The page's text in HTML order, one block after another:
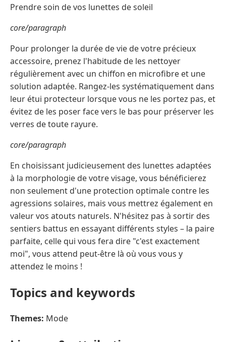
Prendre soin de vos lunettes de soleil
core/paragraph
Pour prolonger la durée de vie de votre précieux
accessoire, prenez l'habitude de les nettoyer
régulièrement avec un chiffon en microfibre et une
solution adaptée. Rangez-les systématiquement dans
leur étui protecteur lorsque vous ne les portez pas, et
évitez de les poser face vers le bas pour préserver les
verres de toute rayure.
core/paragraph
En choisissant judicieusement des lunettes adaptées
à la morphologie de votre visage, vous bénéficierez
non seulement d'une protection optimale contre les
agressions solaires, mais vous mettrez également en
valeur vos atouts naturels. N'hésitez pas à sortir des
sentiers battus en essayant différents styles – la paire
parfaite, celle qui vous fera dire "c'est exactement
moi", vous attend peut-être là où vous vous y
attendez le moins !
Topics and keywords
Themes: Mode